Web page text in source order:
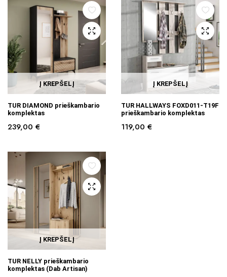
Į KREPŠELĮ
TUR DIAMOND prieškambario
komplektas
239,00 €
Į KREPŠELĮ
TUR HALLWAYS FOXD011-T19F
prieškambario komplektas
119,00 €
Į KREPŠELĮ
TUR NELLY prieškambario
komplektas (Dab Artisan)